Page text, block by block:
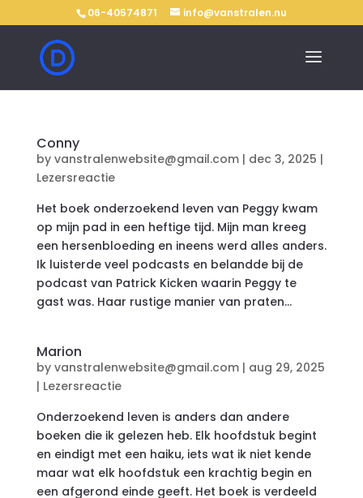
06-40574871 info@vanstralen.nu
Conny
by vanstralenwebsite@gmail.com| dec 3, 2025 |
Lezersreactie
Het boek onderzoekend leven van Peggy kwam
op mijn pad in een heftige tijd. Mijn man kreeg
een hersenbloeding en ineens werd alles anders.
Ik luisterde veel podcasts en belandde bij de
podcast van Patrick Kicken waarin Peggy te
gast was. Haar rustige manier van praten...
Marion
by vanstralenwebsite@gmail.com| aug 29, 2025
| Lezersreactie
Onderzoekend leven is anders dan andere
boeken die ik gelezen heb. Elk hoofdstuk begint
en eindigt met een haiku, iets wat ik niet kende
maar wat elk hoofdstuk een krachtig begin en
een afgerond einde geeft. Het boek is verdeeld